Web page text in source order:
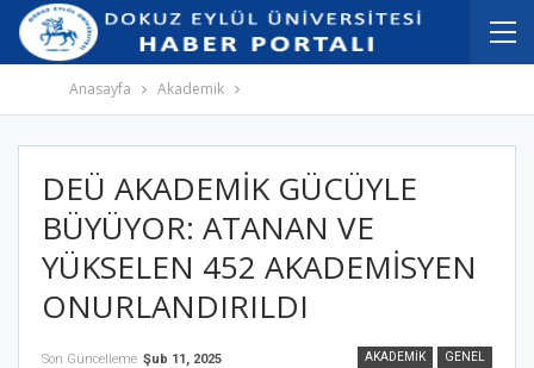
İçeriğe
atla
Navigasyona
atla
Anasayfa Akademik
DEÜ AKADEMİK GÜCÜYLE
BÜYÜYOR: ATANAN VE
YÜKSELEN 452 AKADEMİSYEN
ONURLANDIRILDI
AKADEMIK GENEL
Son Güncelleme Şub 11, 2025